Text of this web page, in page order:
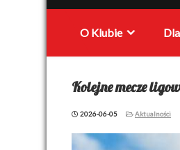
KS
Wielopole
O Klubie
Kolejne mecze
2026-06-05 Aktualności